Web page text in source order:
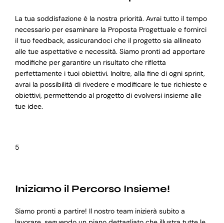
La tua soddisfazione è la nostra priorità. Avrai tutto il tempo
necessario per esaminare la Proposta Progettuale e fornirci
il tuo feedback, assicurandoci che il progetto sia allineato
alle tue aspettative e necessità. Siamo pronti ad apportare
modifiche per garantire un risultato che rifletta
perfettamente i tuoi obiettivi. Inoltre, alla fine di ogni sprint,
avrai la possibilità di rivedere e modificare le tue richieste e
obiettivi, permettendo al progetto di evolversi insieme alle
tue idee.
5
Iniziamo il Percorso Insieme!
Siamo pronti a partire! Il nostro team inizierà subito a